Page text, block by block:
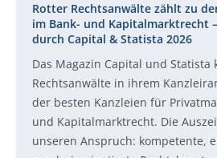
Rotter Rechtsanwälte zählt zu
im Bank- und Kapitalmarktrecht
durch Capital & Statista 2026
Das Magazin Capital und Statista
Rechtsanwälte in ihrem
der besten Kanzleien für
und Kapitalmarktrecht. Die
unseren Anspruch: kompetente,